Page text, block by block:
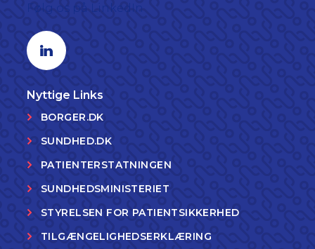
Linkedin profil
Nyttige Links
BORGER.DK
SUNDHED.DK
PATIENTERSTATNINGEN
SUNDHEDSMINISTERIET
STYRELSEN FOR PATIENTSIKKERHED
TILGÆNGELIGHEDSERKLÆRING